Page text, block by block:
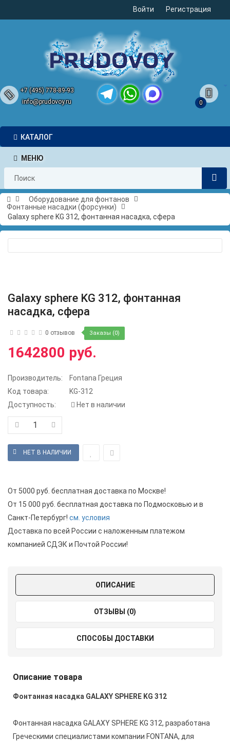
Войти Регистрация
+7 (495) 778-89-93
info@prudovoy.ru
0
КАТАЛОГ
МЕНЮ
Оборудование для фонтанов
Фонтанные насадки (форсунки)
Galaxy sphere KG 312, фонтанная насадка, сфера
Galaxy sphere KG 312, фонтанная
насадка, сфера
0 отзывов Заказы (0)
1642800 руб.
Производитель:
Fontana Греция
Код товара:
KG-312
Доступность:
Нет в наличии
От 5000 руб. бесплатная доставка по Москве!
От 15 000 руб. бесплатная доставка по Подмосковью и в
Санкт-Петербург! см. условия
Доставка по всей России с наложенным платежом
компанией СДЭК и Почтой России!
ОПИСАНИЕ
ОТЗЫВЫ (0)
СПОСОБЫ ДОСТАВКИ
Описание товара
Фонтанная насадка GALAXY SPHERE KG 312
Фонтанная насадка GALAXY SPHERE KG 312, разработана
Греческими специалистами компании FONTANA, для